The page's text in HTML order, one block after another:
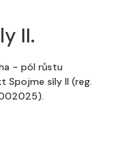
II.
- pól růstu
Spojme síly II (reg.